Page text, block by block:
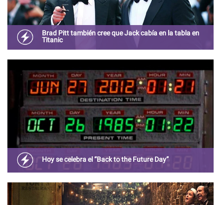
Brad Pitt también cree que Jack cabía en la tabla en
Titanic
Hoy se celebra el “Back to the Future Day”
en la que Marty McFly viajó al futuro.